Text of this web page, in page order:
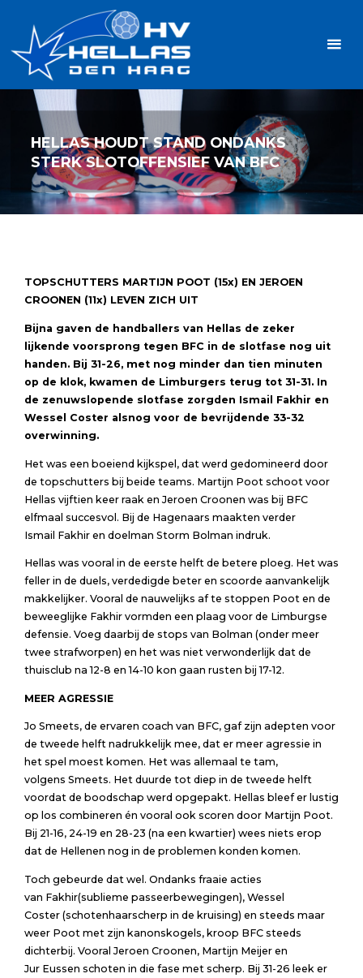
inhoud
HELLAS HOUDT STAND ONDANKS
STERK SLOTOFFENSIEF VAN BFC
TOPSCHUTTERS MARTIJN POOT (15x) EN JEROEN
CROONEN (11x) LEVEN ZICH UIT
Bijna gaven de handballers van Hellas de zeker
lijkende voorsprong tegen BFC in de slotfase nog uit
handen. Bij 31-26, met nog minder dan tien minuten
op de klok, kwamen de Limburgers terug tot 31-31. In
de zenuwslopende slotfase zorgden Ismail Fakhir en
Wessel Coster alsnog voor de bevrijdende 33-32
overwinning.
Het was een boeiend kijkspel, dat werd gedomineerd door
de topschutters bij beide teams. Martijn Poot schoot voor
Hellas vijftien keer raak en Jeroen Croonen was bij BFC
elfmaal succesvol. Bij de Hagenaars maakten verder
Ismail Fakhir en doelman Storm Bolman indruk.
Hellas was vooral in de eerste helft de betere ploeg. Het was
feller in de duels, verdedigde beter en scoorde aanvankelijk
makkelijker. Vooral de nauwelijks af te stoppen Poot en de
beweeglijke Fakhir vormden een plaag voor de Limburgse
defensie. Voeg daarbij de stops van Bolman (onder meer
twee strafworpen) en het was niet verwonderlijk dat de
thuisclub na 12-8 en 14-10 kon gaan rusten bij 17-12.
MEER AGRESSIE
Jo Smeets, de ervaren coach van BFC, gaf zijn adepten voor
de tweede helft nadrukkelijk mee, dat er meer agressie in
het spel moest komen. Het was allemaal te tam,
volgens Smeets. Het duurde tot diep in de tweede helft
voordat de boodschap werd opgepakt. Hellas bleef er lustig
op los combineren én vooral ook scoren door Martijn Poot.
Bij 21-16, 24-19 en 28-23 (na een kwartier) wees niets erop
dat de Hellenen nog in de problemen konden komen.
Toch gebeurde dat wel. Ondanks fraaie acties
van Fakhir(sublieme passeerbewegingen), Wessel
Coster (schotenhaarscherp in de kruising) en steeds maar
weer Poot met zijn kanonskogels, kroop BFC steeds
dichterbij. Vooral Jeroen Croonen, Martijn Meijer en
Jur Eussen schoten in die fase met scherp. Bij 31-26 leek er